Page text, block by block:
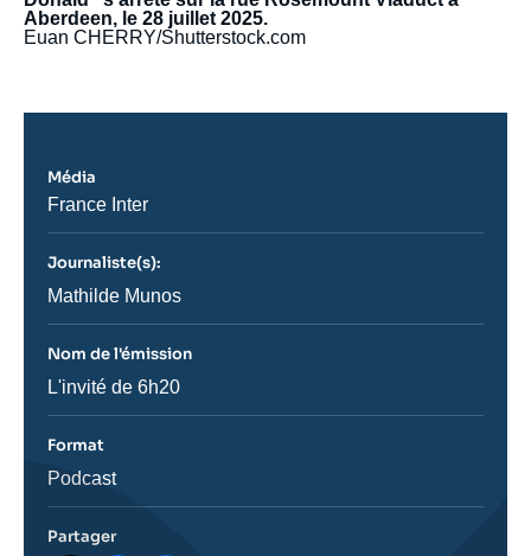
Aberdeen, le 28 juillet 2025.
Euan CHERRY/Shutterstock.com
Média
Nom
revue
émission
France Inter
Journaliste(s):
Journaliste
Mathilde Munos
Nom de l'émission
Nom
L'invité de 6h20
Format
Catégorie
Podcast
Partager